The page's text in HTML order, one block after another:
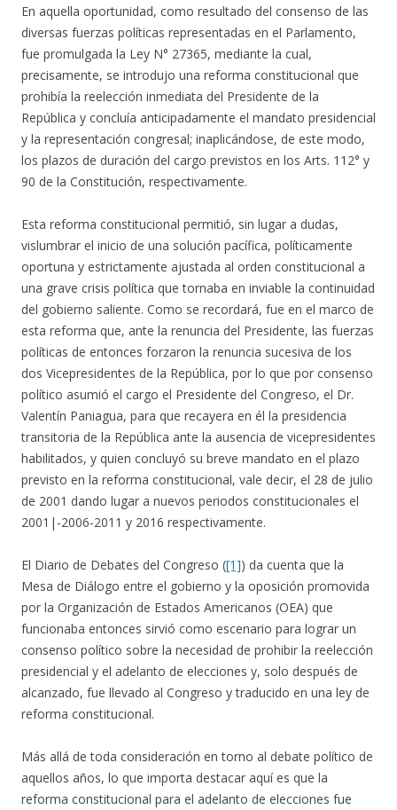
En aquella oportunidad, como resultado del consenso de las
diversas fuerzas políticas representadas en el Parlamento,
fue promulgada la Ley N° 27365, mediante la cual,
precisamente, se introdujo una reforma constitucional que
prohibía la reelección inmediata del Presidente de la
República y concluía anticipadamente el mandato presidencial
y la representación congresal; inaplicándose, de este modo,
los plazos de duración del cargo previstos en los Arts. 112° y
90 de la Constitución, respectivamente.
Esta reforma constitucional permitió, sin lugar a dudas,
vislumbrar el inicio de una solución pacífica, políticamente
oportuna y estrictamente ajustada al orden constitucional a
una grave crisis política que tornaba en inviable la continuidad
del gobierno saliente. Como se recordará, fue en el marco de
esta reforma que, ante la renuncia del Presidente, las fuerzas
políticas de entonces forzaron la renuncia sucesiva de los
dos Vicepresidentes de la República, por lo que por consenso
político asumió el cargo el Presidente del Congreso, el Dr.
Valentín Paniagua, para que recayera en él la presidencia
transitoria de la República ante la ausencia de vicepresidentes
habilitados, y quien concluyó su breve mandato en el plazo
previsto en la reforma constitucional, vale decir, el 28 de julio
de 2001 dando lugar a nuevos periodos constitucionales el
2001|-2006-2011 y 2016 respectivamente.
El Diario de Debates del Congreso ([1]) da cuenta que la
Mesa de Diálogo entre el gobierno y la oposición promovida
por la Organización de Estados Americanos (OEA) que
funcionaba entonces sirvió como escenario para lograr un
consenso político sobre la necesidad de prohibir la reelección
presidencial y el adelanto de elecciones y, solo después de
alcanzado, fue llevado al Congreso y traducido en una ley de
reforma constitucional.
Más allá de toda consideración en torno al debate político de
aquellos años, lo que importa destacar aquí es que la
reforma constitucional para el adelanto de elecciones fue